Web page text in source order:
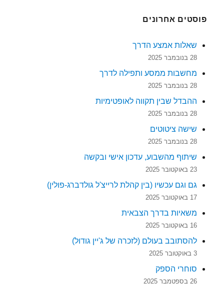
פוסטים אחרונים
שאלות אמצע הדרך
28 בנובמבר 2025
מחשבות ממסע ותפילה לדרך
28 בנובמבר 2025
ההבדל שבין תקווה לאופטימיות
28 בנובמבר 2025
שישה ציטוטים
28 בנובמבר 2025
שיתוף מהשבוע, עדכון אישי ובקשה
23 באוקטובר 2025
גם וגם עכשיו (בין קהלת לרייצ'ל גולדברג-פולין)
17 באוקטובר 2025
משאיות בדרך הצבאית
16 באוקטובר 2025
להסתובב בעולם (לזכרה של ג'יין גודול)
3 באוקטובר 2025
סוחרי הספק
26 בספטמבר 2025